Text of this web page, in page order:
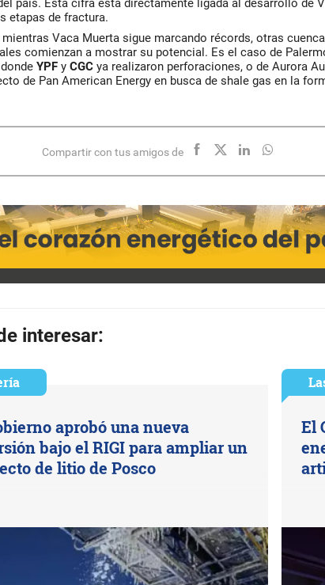
país. Esta cifra está directamente ligada al desarrollo de
etapas de fractura.
mientras Vaca Muerta sigue marcando récords, otras
comienzan a mostrar su potencial. Es el caso de
YPF y CGC ya realizaron perforaciones, o de Aurora
de Pan American Energy en busca de shale gas en la
Compartir con tus amigos de
interesar:
aprobó una nueva
bajo el RIGI para ampliar un
de litio de Posco
El